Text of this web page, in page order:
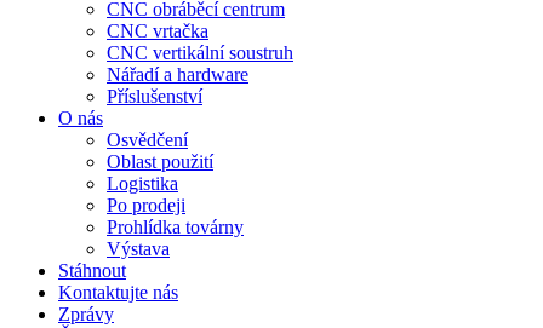
CNC obráběcí centrum
CNC vrtačka
CNC vertikální soustruh
Nářadí a hardware
Příslušenství
O nás
Osvědčení
Oblast použití
Logistika
Po prodeji
Prohlídka továrny
Výstava
Stáhnout
Kontaktujte nás
Zprávy